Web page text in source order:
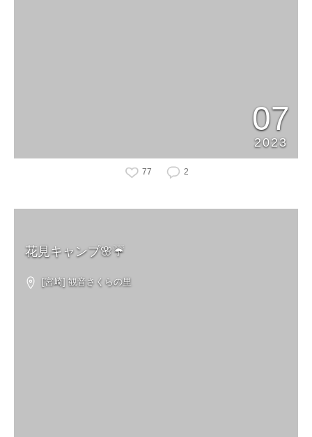
07
2023
77 2
花見キャンプ🌸☔️
[宮崎] 観音さくらの里